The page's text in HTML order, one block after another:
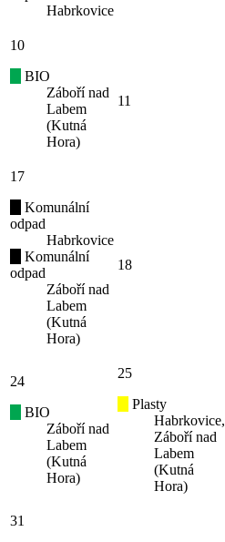
Habrkovice
10
BIO
Záboří nad
Labem
(Kutná
Hora)
11
17
Komunální
odpad
Habrkovice
Komunální
odpad
Záboří nad
Labem
(Kutná
Hora)
18
24
BIO
Záboří nad
Labem
(Kutná
Hora)
25
Plasty
Habrkovice,
Záboří nad
Labem
(Kutná
Hora)
31